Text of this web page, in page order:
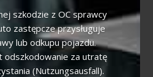
szkodzie z OC sprawcy
zastępcze przysługuje
lub odkupu pojazdu.
odszkodowanie za utratę
(Nutzungsausfall).